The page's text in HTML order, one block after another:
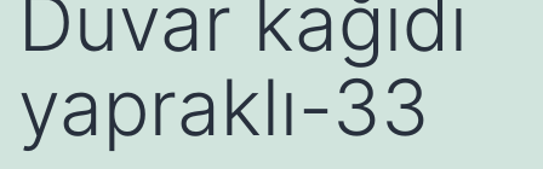
Duvar kağıdı
yapraklı-33